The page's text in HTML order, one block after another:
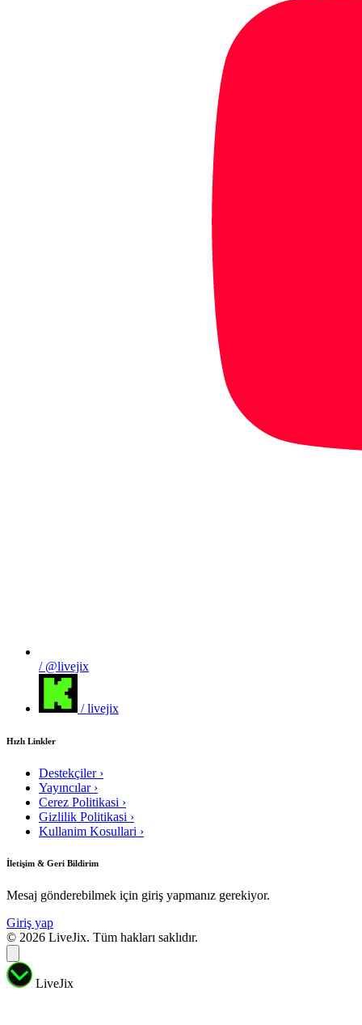
/ @livejix
/ livejix
Hızlı Linkler
Destekçiler ›
Yayıncılar ›
Cerez Politikasi ›
Gizlilik Politikasi ›
Kullanim Kosullari ›
İletişim & Geri Bildirim
Mesaj gönderebilmek için giriş yapmanız gerekiyor.
Giriş yap
© 2026 LiveJix. Tüm hakları saklıdır.
LiveJix